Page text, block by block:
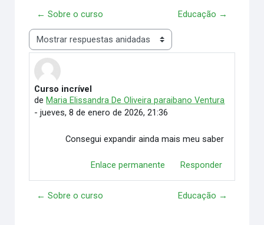
← Sobre o curso Educação →
Mostrar modo
Curso incrível
de Maria Elissandra De Oliveira paraibano Ventura
-jueves, 8 de enero de 2026, 21:36
Número de respuestas: 0
Consegui expandir ainda mais meu saber
Enlace permanente Responder
← Sobre o curso Educação →